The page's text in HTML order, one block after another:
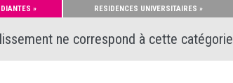
» RESIDENCES UNIVERSITAIRES »
ne correspond à cette catégorie